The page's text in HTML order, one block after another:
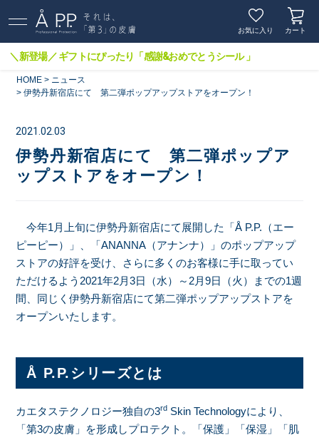
お気に入り カート
＼新登場／ ギフトにぴったり「感謝&おめでとうシール 」
HOME
ニュース
伊勢丹新宿店にて 第二弾ポップアップストアをオープン！
2021.02.03
伊勢丹新宿店にて 第二弾ポップア
ップストアをオープン！
今年1月上旬に伊勢丹新宿店にて展開した「Å P.P.（エー
ピーピー）」、「ANANNA（アナンナ）」のポップアップ
ストアの好評を受け、さらに多くのお客様に手に取ってい
ただけるよう2021年2月3日（水）～2月9日（火）までの1週
間、同じく伊勢丹新宿店にて第二弾ポップアップストアを
オープンいたします。
Å P.P.シリーズとは
カエタステクノロジー独自の3rd Skin Technologyにより、
「第3の皮膚」を形成しプロテクト。「保護」「保湿」「肌